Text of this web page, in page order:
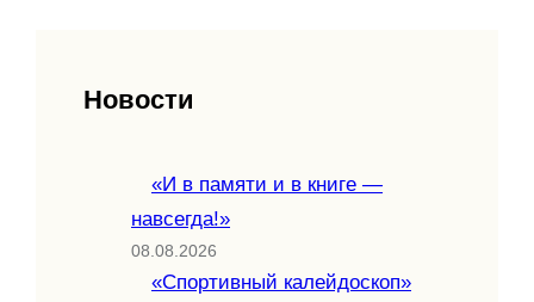
Новости
«И в памяти и в книге —
навсегда!»
08.08.2026
«Спортивный калейдоскоп»